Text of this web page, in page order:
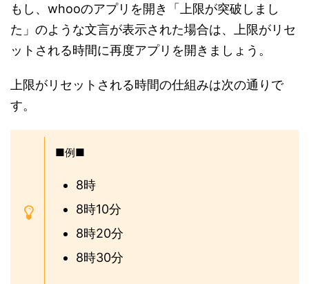
もし、whooのアプリを開き「上限が突破しまし
た」のような文言が表示された場合は、上限がリセ
ットされる時間に再度アプリを開きましょう。
上限がリセットされる時間の仕組みは次の通りで
す。
■例■
8時
8時10分
8時20分
8時30分